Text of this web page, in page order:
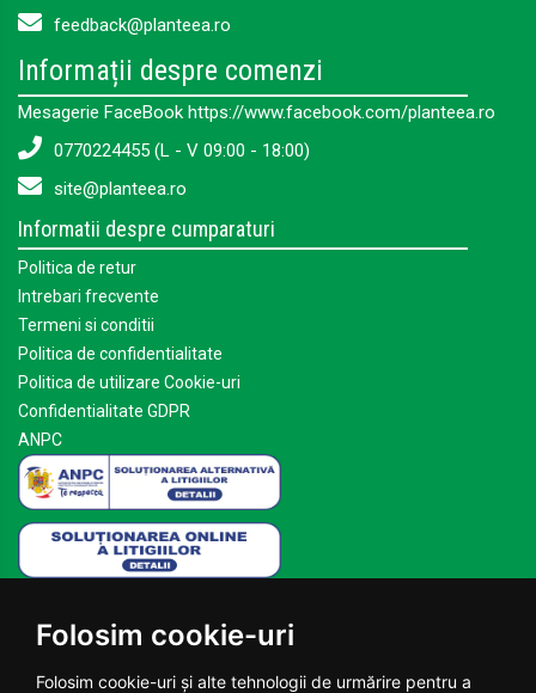
Folosim cookie-uri
Folosim cookie-uri și alte tehnologii de urmărire pentru a
feedback@planteea.ro
Informații despre comenzi
Mesagerie FaceBook https://www.facebook.com/planteea.ro
0770224455 (L - V 09:00 - 18:00)
site@planteea.ro
Informatii despre cumparaturi
Politica de retur
Intrebari frecvente
Termeni si conditii
Politica de confidentialitate
Politica de utilizare Cookie-uri
Confidentialitate GDPR
ANPC
Acasa
Despre noi